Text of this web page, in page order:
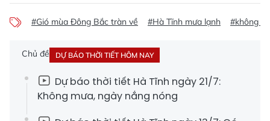
#Gió mùa Đông Bắc tràn về #Hà Tĩnh mưa lạnh #không
Chủ đề DỰ BÁO THỜI TIẾT HÔM NAY
Dự báo thời tiết Hà Tĩnh ngày 21/7:
Không mưa, ngày nắng nóng